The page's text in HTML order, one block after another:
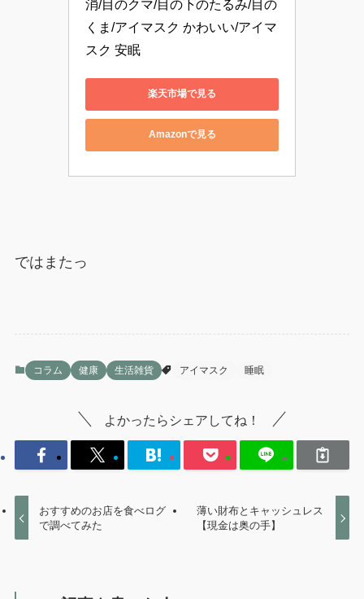
消/目のクマ/目の下のたるみ/目の
くま/アイマスク かわいい/アイマ
スク 安眠
楽天市場で見る
Amazonで見る
ではまたっ
コラム 健康 生活雑貨 アイマスク 睡眠
よかったらシェアしてね！
おすすめのお店を食べログ
で調べてみた
薄い財布とキャッシュレス
【現金は奥の手】